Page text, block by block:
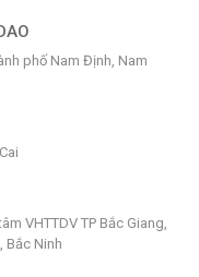
phố Nam Định, Nam
VHTTDV TP Bắc Giang,
Bắc Ninh